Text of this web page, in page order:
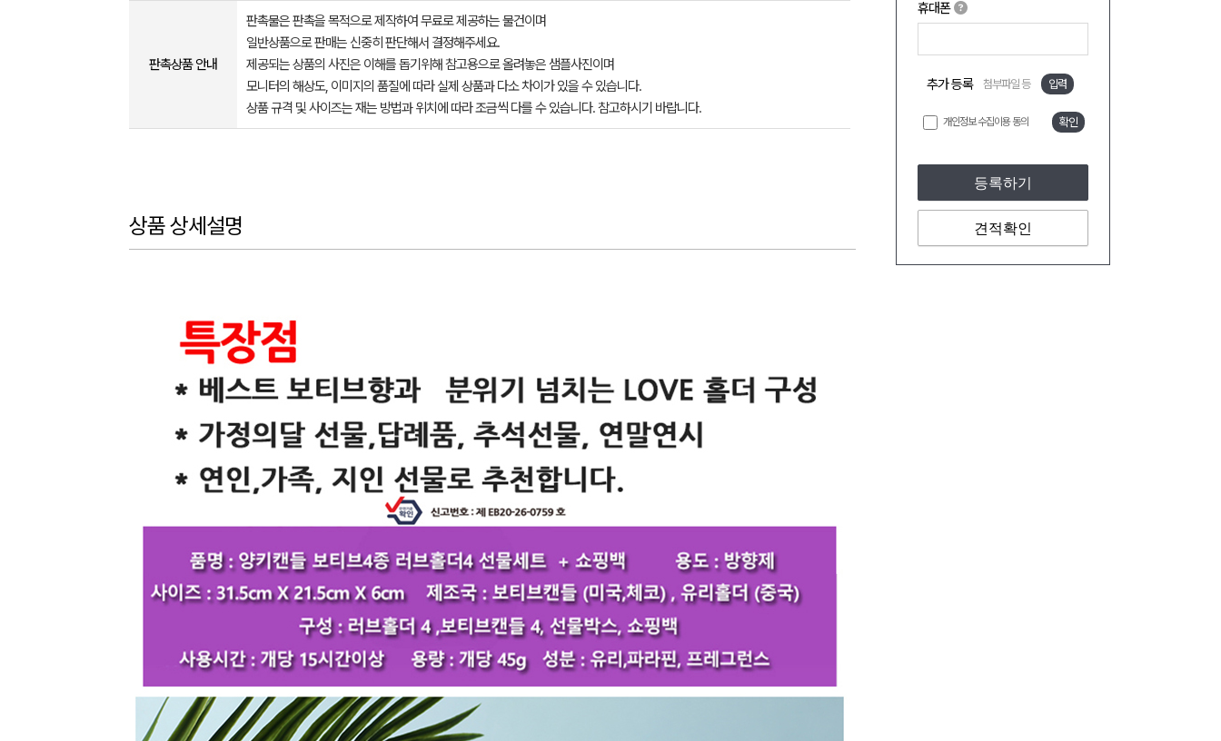
휴대폰
추가 등록 첨부파일 등 입력
개인정보 수집이용 동의 확인
등록하기
견적확인
판촉상품 안내
판촉물은 판촉을 목적으로 제작하여 무료로 제공하는 물건이며
일반상품으로 판매는 신중히 판단해서 결정해주세요.
제공되는 상품의 사진은 이해를 돕기위해 참고용으로 올려놓은 샘플사진이며
모니터의 해상도, 이미지의 품질에 따라 실제 상품과 다소 차이가 있을 수 있습니다.
상품 규격 및 사이즈는 재는 방법과 위치에 따라 조금씩 다를 수 있습니다. 참고하시기 바랍니다.
상품 상세설명